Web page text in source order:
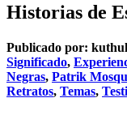
Historias de
Publicado por:
Significado,
Negras, Patrik
Retratos, Temas,